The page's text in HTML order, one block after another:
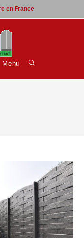
en France
Menu